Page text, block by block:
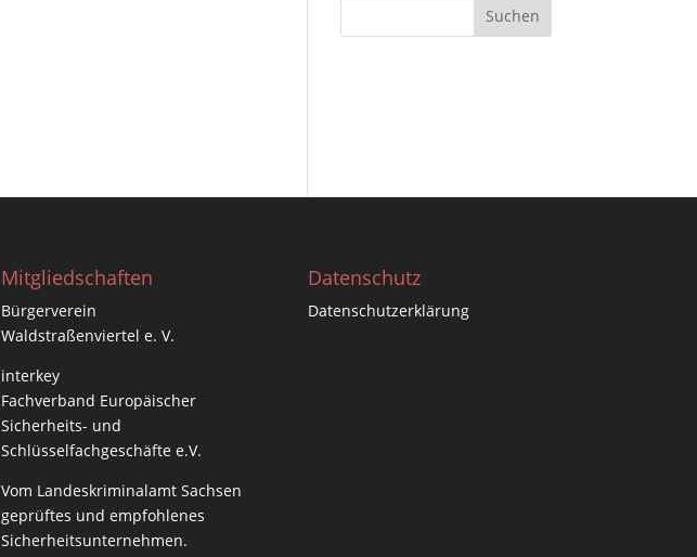
Mitgliedschaften
Bürgerverein
Waldstraßenviertel e. V.
interkey
Fachverband Europäischer
Sicherheits- und
Schlüsselfachgeschäfte e.V.
Vom Landeskriminalamt Sachsen
geprüftes und empfohlenes
Sicherheitsunternehmen.
Datenschutz
Datenschutzerklärung